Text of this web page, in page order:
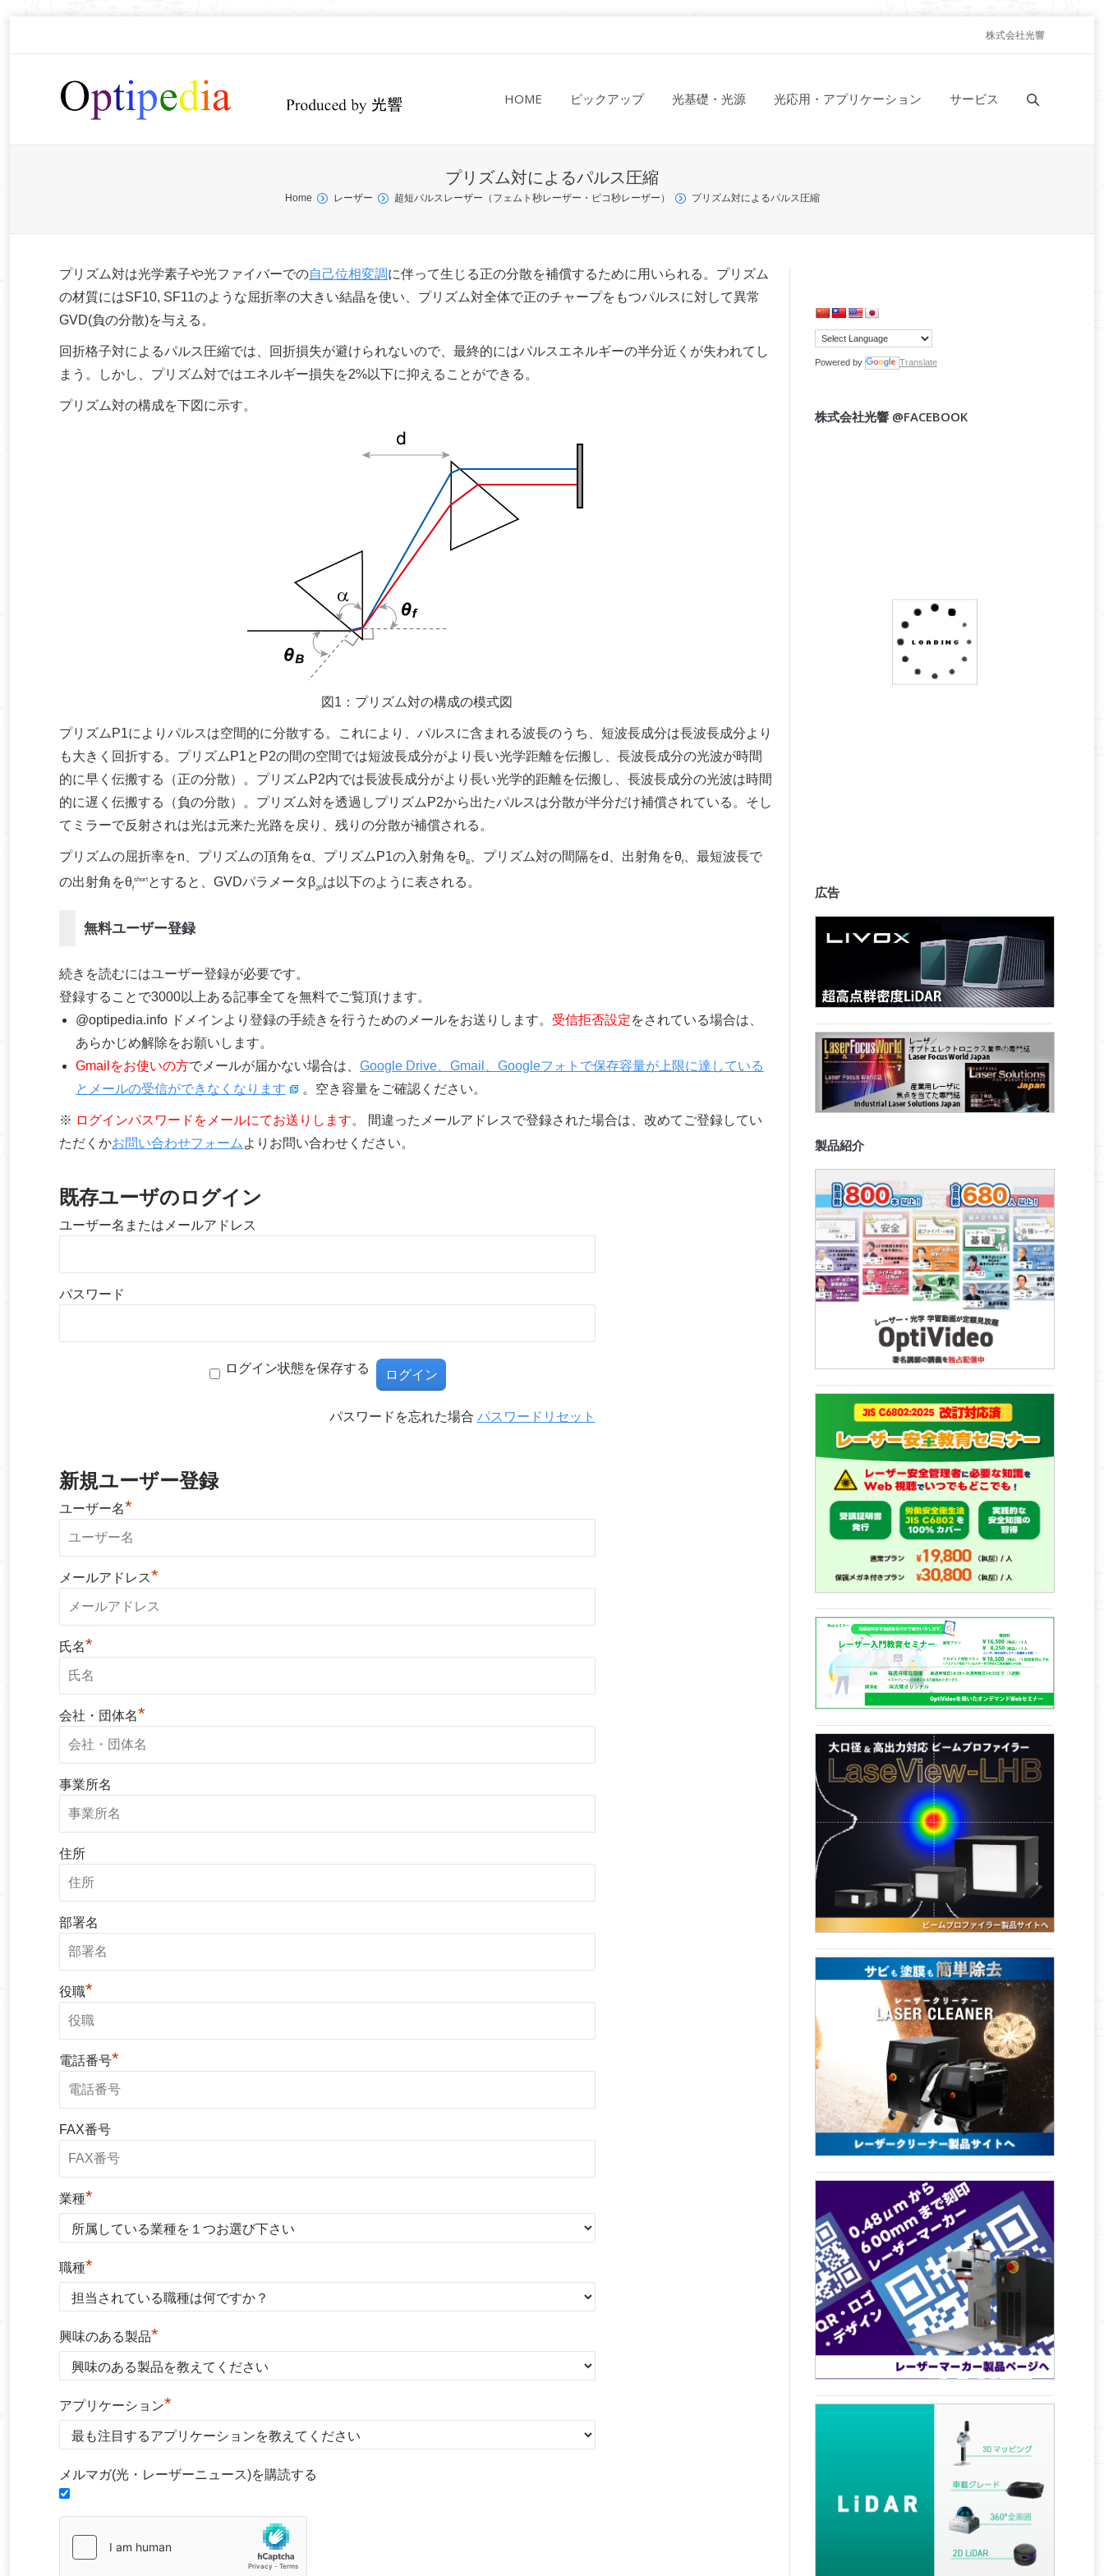
株式会社光響
HOME ピックアップ 光基礎・光源 光応用・アプリケーション サービス
プリズム対によるパルス圧縮
Home レーザー 超短パルスレーザー（フェムト秒レーザー・ピコ秒レーザー） プリズム対によるパルス圧縮
プリズム対は光学素子や光ファイバーでの自己位相変調に伴って生じる正の分散を補償するために用いられる。プリズム
の材質にはSF10, SF11のような屈折率の大きい結晶を使い、プリズム対全体で正のチャープをもつパルスに対して異常
GVD(負の分散)を与える。
回折格子対によるパルス圧縮では、回折損失が避けられないので、最終的にはパルスエネルギーの半分近くが失われてし
まう。しかし、プリズム対ではエネルギー損失を2%以下に抑えることができる。
プリズム対の構成を下図に示す。
図1：プリズム対の構成の模式図
プリズムP1によりパルスは空間的に分散する。これにより、パルスに含まれる波長のうち、短波長成分は長波長成分より
も大きく回折する。プリズムP1とP2の間の空間では短波長成分がより長い光学距離を伝搬し、長波長成分の光波が時間
的に早く伝搬する（正の分散）。プリズムP2内では長波長成分がより長い光学的距離を伝搬し、長波長成分の光波は時間
的に遅く伝搬する（負の分散）。プリズム対を透過しプリズムP2から出たパルスは分散が半分だけ補償されている。そし
てミラーで反射されは光は元来た光路を戻り、残りの分散が補償される。
プリズムの屈折率をn、プリズムの頂角をα、プリズムP1の入射角をθ B 、プリズム対の間隔をd、出射角をθf、最短波長で
の出射角をθf
short とすると、GVDパラメータβ2Pは以下のように表される。
無料ユーザー登録
続きを読むにはユーザー登録が必要です。
登録することで3000以上ある記事全てを無料でご覧頂けます。
@optipedia.info ドメインより登録の手続きを行うためのメールをお送りします。 受信拒否設定をされている場合は、
あらかじめ解除をお願いします。
Gmailをお使いの方でメールが届かない場合は、 Google Drive、Gmail、Googleフォトで保存容量が上限に達している
とメールの受信ができなくなります
。空き容量をご確認ください。
※ ログインパスワードをメールにてお送りします。
間違ったメールアドレスで登録された場合は、改めてご登録してい
ただくかお問い合わせフォーム よりお問い合わせください。
既存ユーザのログイン
ユーザー名またはメールアドレス
パスワード
ログイン状態を保存する
パスワードを忘れた場合 パスワードリセット
新規ユーザー登録
ユーザー名*
メールアドレス*
氏名*
会社・団体名*
事業所名
住所
部署名
役職*
電話番号*
FAX番号
業種*
職種*
興味のある製品*
アプリケーション*
メルマガ(光・レーザーニュース)を購読する
Powered by Translate
株式会社光響 @FACEBOOK
広告
製品紹介